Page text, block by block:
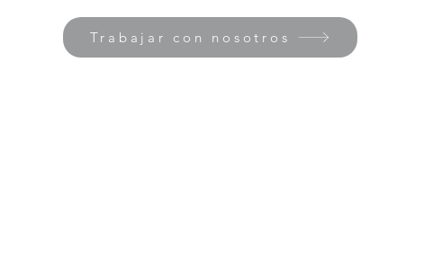
Trabajar con nosotros